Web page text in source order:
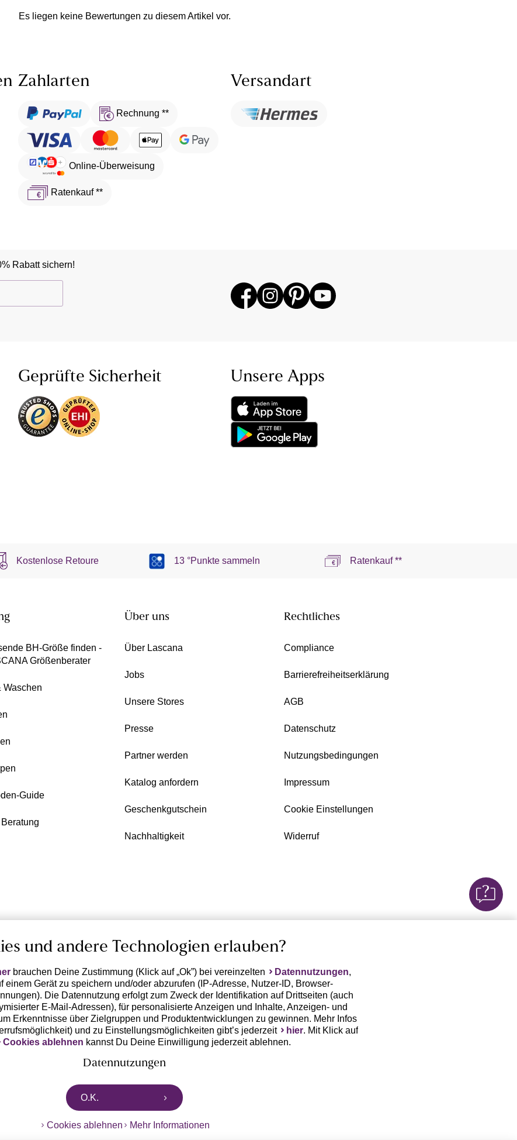
Es liegen keine Bewertungen zu diesem Artikel vor.
Zahlarten
Rechnung **
Online-Überweisung
Ratenkauf **
Versandart
Rabatt sichern!
Geprüfte Sicherheit Unsere Apps
Kostenlose Retoure 13 °Punkte sammeln Ratenkauf **
BH-Größe finden -
Größenberater
Waschen
Guide
Über uns
Über Lascana
Jobs
Unsere Stores
Presse
Partner werden
Katalog anfordern
Geschenkgutschein
Nachhaltigkeit
Rechtliches
Compliance
Barrierefreiheitserklärung
AGB
Datenschutz
Nutzungsbedingungen
Impressum
Cookie Einstellungen
Widerruf
und andere Technologien erlauben?
brauchen Deine Zustimmung (Klick auf „Ok”) bei vereinzelten Datennutzungen,
einem Gerät zu speichern und/oder abzurufen (IP-Adresse, Nutzer-ID, Browser-
Die Datennutzung erfolgt zum Zweck der Identifikation auf Drittseiten (auch
E-Mail-Adressen), für personalisierte Anzeigen und Inhalte, Anzeigen- und
Erkenntnisse über Zielgruppen und Produktentwicklungen zu gewinnen. Mehr Infos
und zu Einstellungsmöglichkeiten gibt’s jederzeit
hier. Mit Klick auf
Cookies ablehnen kannst Du Deine Einwilligung jederzeit ablehnen.
Datennutzungen
zusammen, die von deinem Endgerät abgerufene Daten (Trackingdaten) oder die
Daten zur Aussteuerung unserer Werbung sowie auch zu eigenen
bzw. die Übermittlung deiner pseudonymisierten Daten, sondern auch deren
O.K.
Cookies ablehnen Mehr Informationen